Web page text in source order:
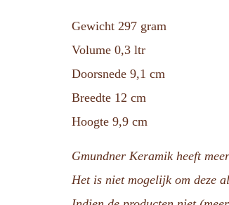
Gewicht 297 gram
Volume 0,3 ltr
Doorsnede 9,1 cm
Breedte 12 cm
Hoogte 9,9 cm
Gmundner Keramik heeft
Het is niet mogelijk om deze